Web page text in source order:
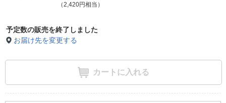
（2,420円相当）
予定数の販売を終了しました
お届け先を変更する
カートに入れる